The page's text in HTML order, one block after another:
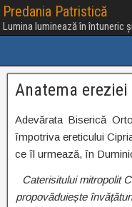
Predania Patristică
Lumina luminează în întuneric
Anatema
Adevărata Biserică
împotriva ereticului
ce îl urmează, în
Caterisitului mitropolit
propovăduiește